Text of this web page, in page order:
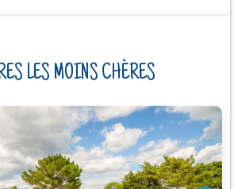
LES MOINS CHÈRES